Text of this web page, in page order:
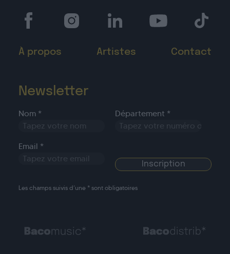
À propos Artistes Contact
Newsletter
Nom * Département *
Email *
Les champs suivis d’une * sont obligatoires